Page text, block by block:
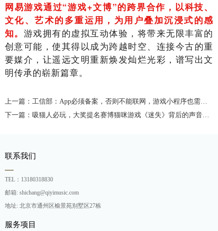
网易游戏通过“游戏+文博”的跨界合作，以科技、
文化、艺术的多重运用，为用户叠加沉浸式的感
知。 游戏拥有的虚拟互动体验，将带来无限丰富的
创意可能，使其得以成为跨越时空、连接今古的重
要媒介，让遥远文明重新焕发灿烂光彩，谱写出文
明传承的崭新篇章。
上一篇：工信部：App必须备案，否则不能联网，游戏小程序也需要备案
下一篇：吸猫人必玩，大奖提名赛博猫咪游戏《迷失》背后的声音制作
联系我们
TEL：13180318830
邮箱: shichang@qiyimusic.com
地址: 北京市通州区榆景苑别墅区27栋
服务项目